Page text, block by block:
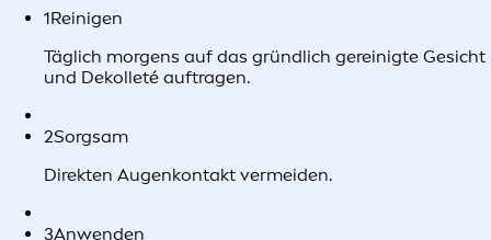
1Reinigen
Täglich morgens auf das gründlich gereinigte Gesicht
und Dekolleté auftragen.
2Sorgsam
Direkten Augenkontakt vermeiden.
3Anwenden